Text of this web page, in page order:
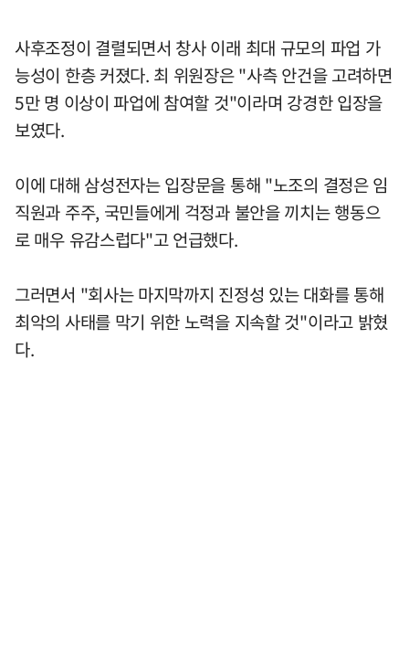
사후조정이 결렬되면서 창사 이래 최대 규모의 파업 가
능성이 한층 커졌다. 최 위원장은 "사측 안건을 고려하면
5만 명 이상이 파업에 참여할 것"이라며 강경한 입장을
보였다.
이에 대해 삼성전자는 입장문을 통해 "노조의 결정은 임
직원과 주주, 국민들에게 걱정과 불안을 끼치는 행동으
로 매우 유감스럽다"고 언급했다.
그러면서 "회사는 마지막까지 진정성 있는 대화를 통해
최악의 사태를 막기 위한 노력을 지속할 것"이라고 밝혔
다.